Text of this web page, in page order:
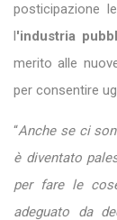
posticipazione
l'industria
merito alle
per consentire
“Anche se ci
è diventato
per fare le
adeguato da